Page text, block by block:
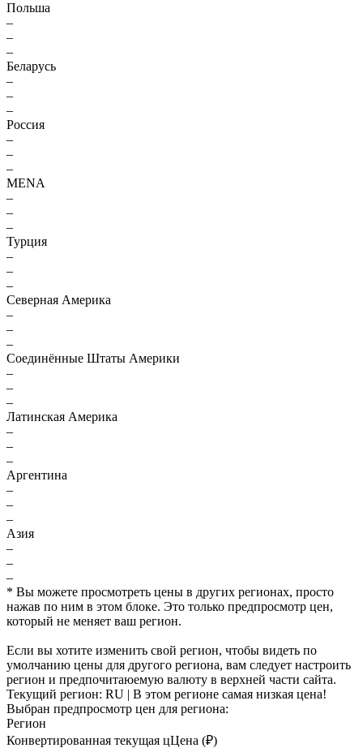
Польша
–
–
–
Беларусь
–
–
–
Россия
–
–
–
MENA
–
–
–
Турция
–
–
–
Северная Америка
–
–
–
Соединённые Штаты Америки
–
–
–
Латинская Америка
–
–
–
Аргентина
–
–
–
Азия
–
–
–
* Вы можете просмотреть цены в других регионах, просто
нажав по ним в этом блоке. Это только предпросмотр цен,
который не меняет ваш регион.
Если вы хотите изменить свой регион, чтобы видеть по
умолчанию цены для другого региона, вам следует настроить
регион и предпочитаюемую валюту в верхней части сайта.
Текущий регион: RU | В этом регионе самая низкая цена!
Выбран предпросмотр цен для региона:
Регион
Конвертированная текущая цЦена (₽)